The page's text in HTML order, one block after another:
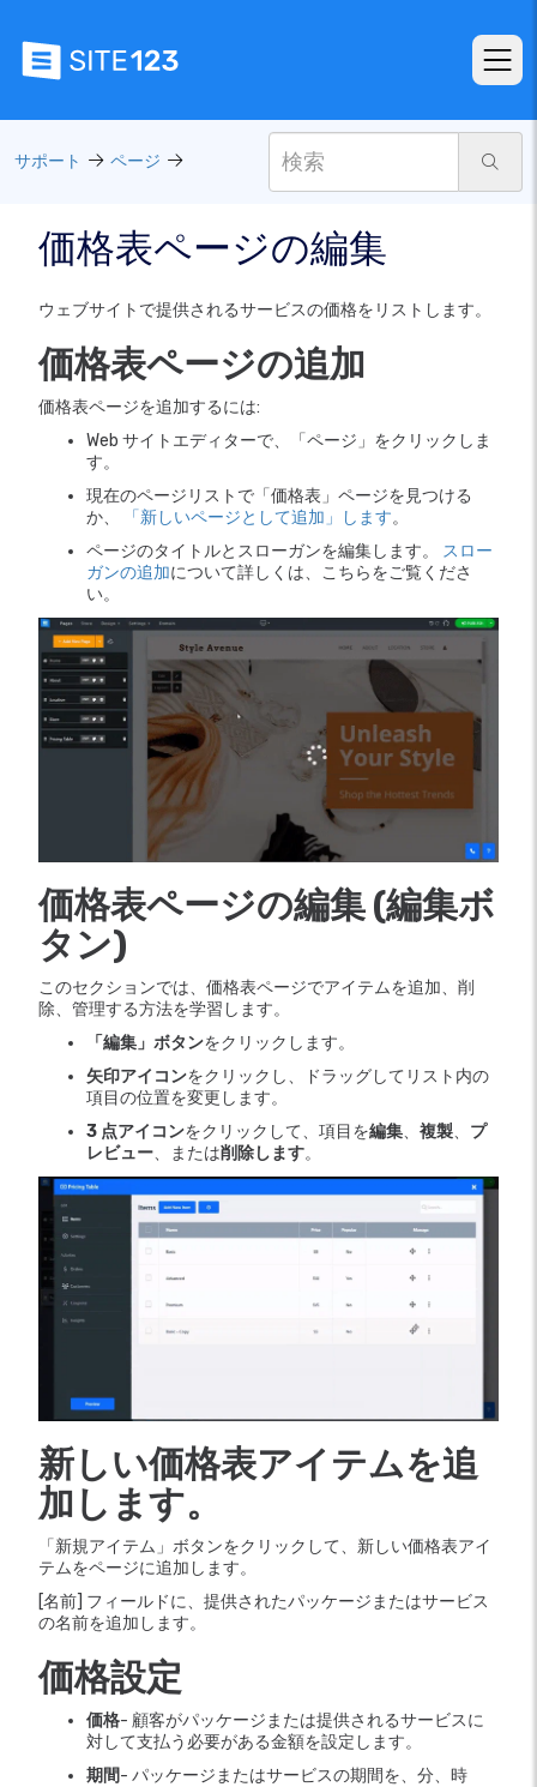
サポート ページ
価格表ページの編集
ウェブサイトで提供されるサービスの価格をリストします。
価格表ページの追加
価格表ページを追加するには:
Web サイトエディターで、「ページ」をクリックしま
す。
現在のページリストで「価格表」ページを見つける
か、
「新しいページとして追加」します。
ページのタイトルとスローガンを編集します。 スロー
ガンの追加について詳しくは、こちらをご覧くださ
い。
価格表ページの編集 (編集ボ
タン)
このセクションでは、価格表ページでアイテムを追加、削
除、管理する方法を学習します。
「編集」ボタンをクリックします。
矢印アイコンをクリックし、ドラッグしてリスト内の
項目の位置を変更します。
3 点アイコンをクリックして、項目を編集、 複製、 プ
レビュー、または削除します。
新しい価格表アイテムを追
加します。
「新規アイテム」ボタンをクリックして、新しい価格表アイ
テムをページに追加します。
[名前] フィールドに、提供されたパッケージまたはサービス
の名前を追加します。
価格設定
価格- 顧客がパッケージまたは提供されるサービスに
対して支払う必要がある金額を設定します。
期間- パッケージまたはサービスの期間を、分、時